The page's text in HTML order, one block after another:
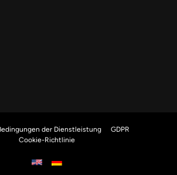
der Dienstleistung
GDPR
Cookie-Richtlinie